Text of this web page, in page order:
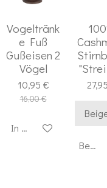
Vogeltränk
e Fuß
Gußeisen 2
Vögel
10,95 €
16,00 €
In den Warenkorb
Bei